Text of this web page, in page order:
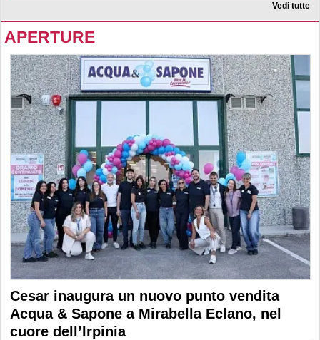
Vedi tutte
APERTURE
Cesar inaugura un nuovo punto vendita
Acqua & Sapone a Mirabella Eclano, nel
cuore dell’Irpinia